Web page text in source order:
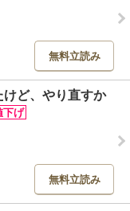
無料立読み
ど、やり直すか
無料立読み